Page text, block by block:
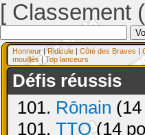
[ Classement
Honneur|Ridicule | Côté des Braves |
mouillés| Top lanceurs
Défis réussis
101. Rōnain
101. TTQ(14